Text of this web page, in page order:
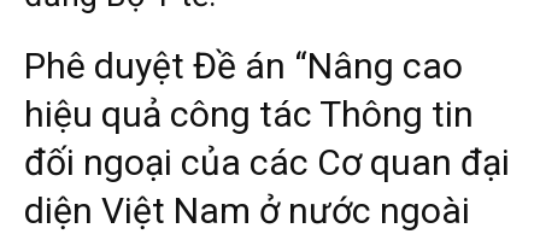
Phê duyệt Đề án “Nâng cao
hiệu quả công tác Thông tin
đối ngoại của các Cơ quan đại
diện Việt Nam ở nước ngoài